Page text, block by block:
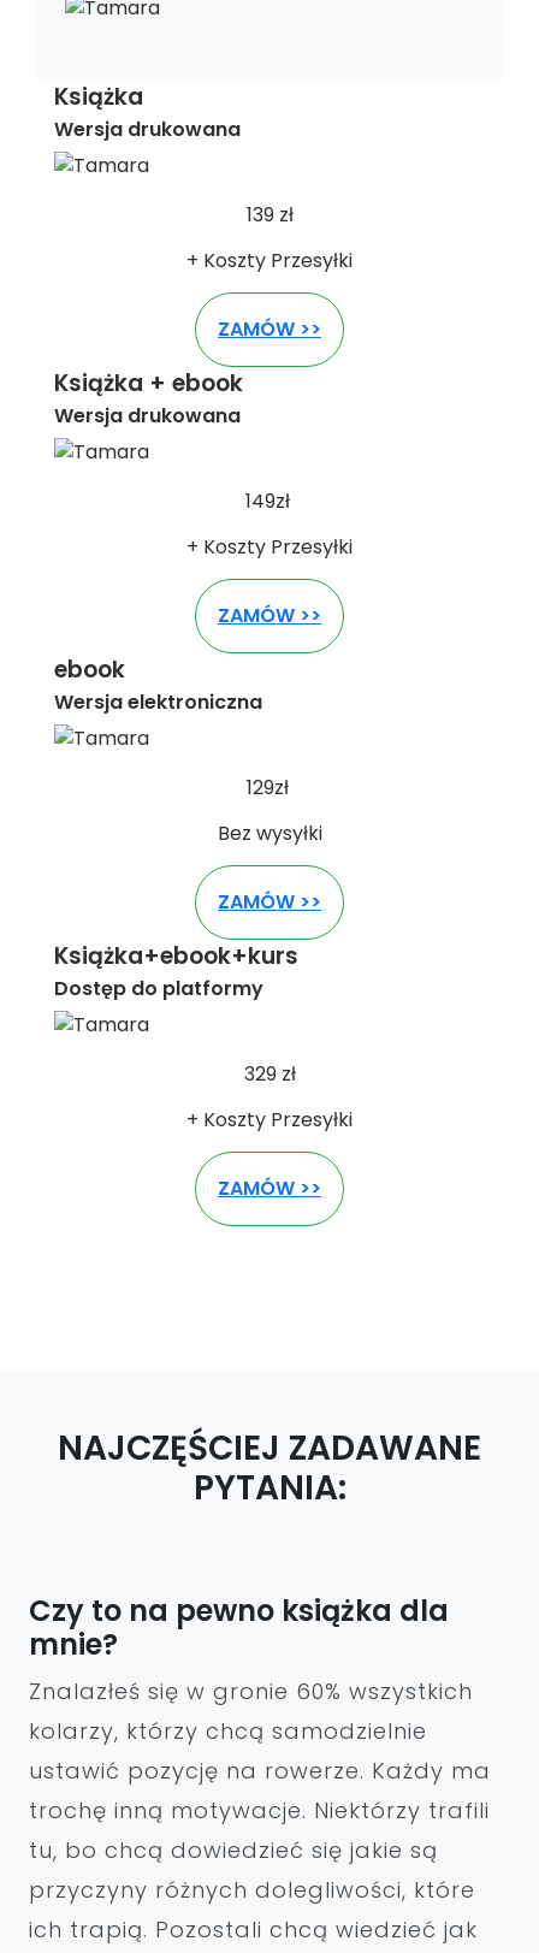
Książka
Wersja drukowana
139 zł
+ Koszty Przesyłki
ZAMÓW >>
Książka + ebook
Wersja drukowana
149zł
+ Koszty Przesyłki
ZAMÓW >>
ebook
Wersja elektroniczna
129zł
Bez wysyłki
ZAMÓW >>
Książka+ebook+kurs
Dostęp do platformy
329 zł
+ Koszty Przesyłki
ZAMÓW >>
NAJCZĘŚCIEJ ZADAWANE
PYTANIA:
Czy to na pewno książka dla
mnie?
Znalazłeś się w gronie 60% wszystkich
kolarzy, którzy chcą samodzielnie
ustawić pozycję na rowerze. Każdy ma
trochę inną motywacje. Niektórzy trafili
tu, bo chcą dowiedzieć się jakie są
przyczyny różnych dolegliwości, które
ich trapią. Pozostali chcą wiedzieć jak